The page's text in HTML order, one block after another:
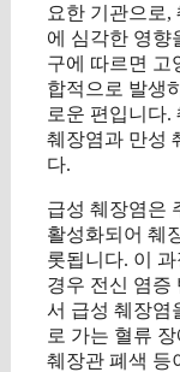
요한 기관으로,
에 심각한 영향
구에 따르면 고
합적으로 발생
로운 편입니다.
췌장염과 만성
다.
급성 췌장염은
활성화되어 췌
롯됩니다. 이
경우 전신 염증
서 급성 췌장염
로 가는 혈류
췌장관 폐색 등